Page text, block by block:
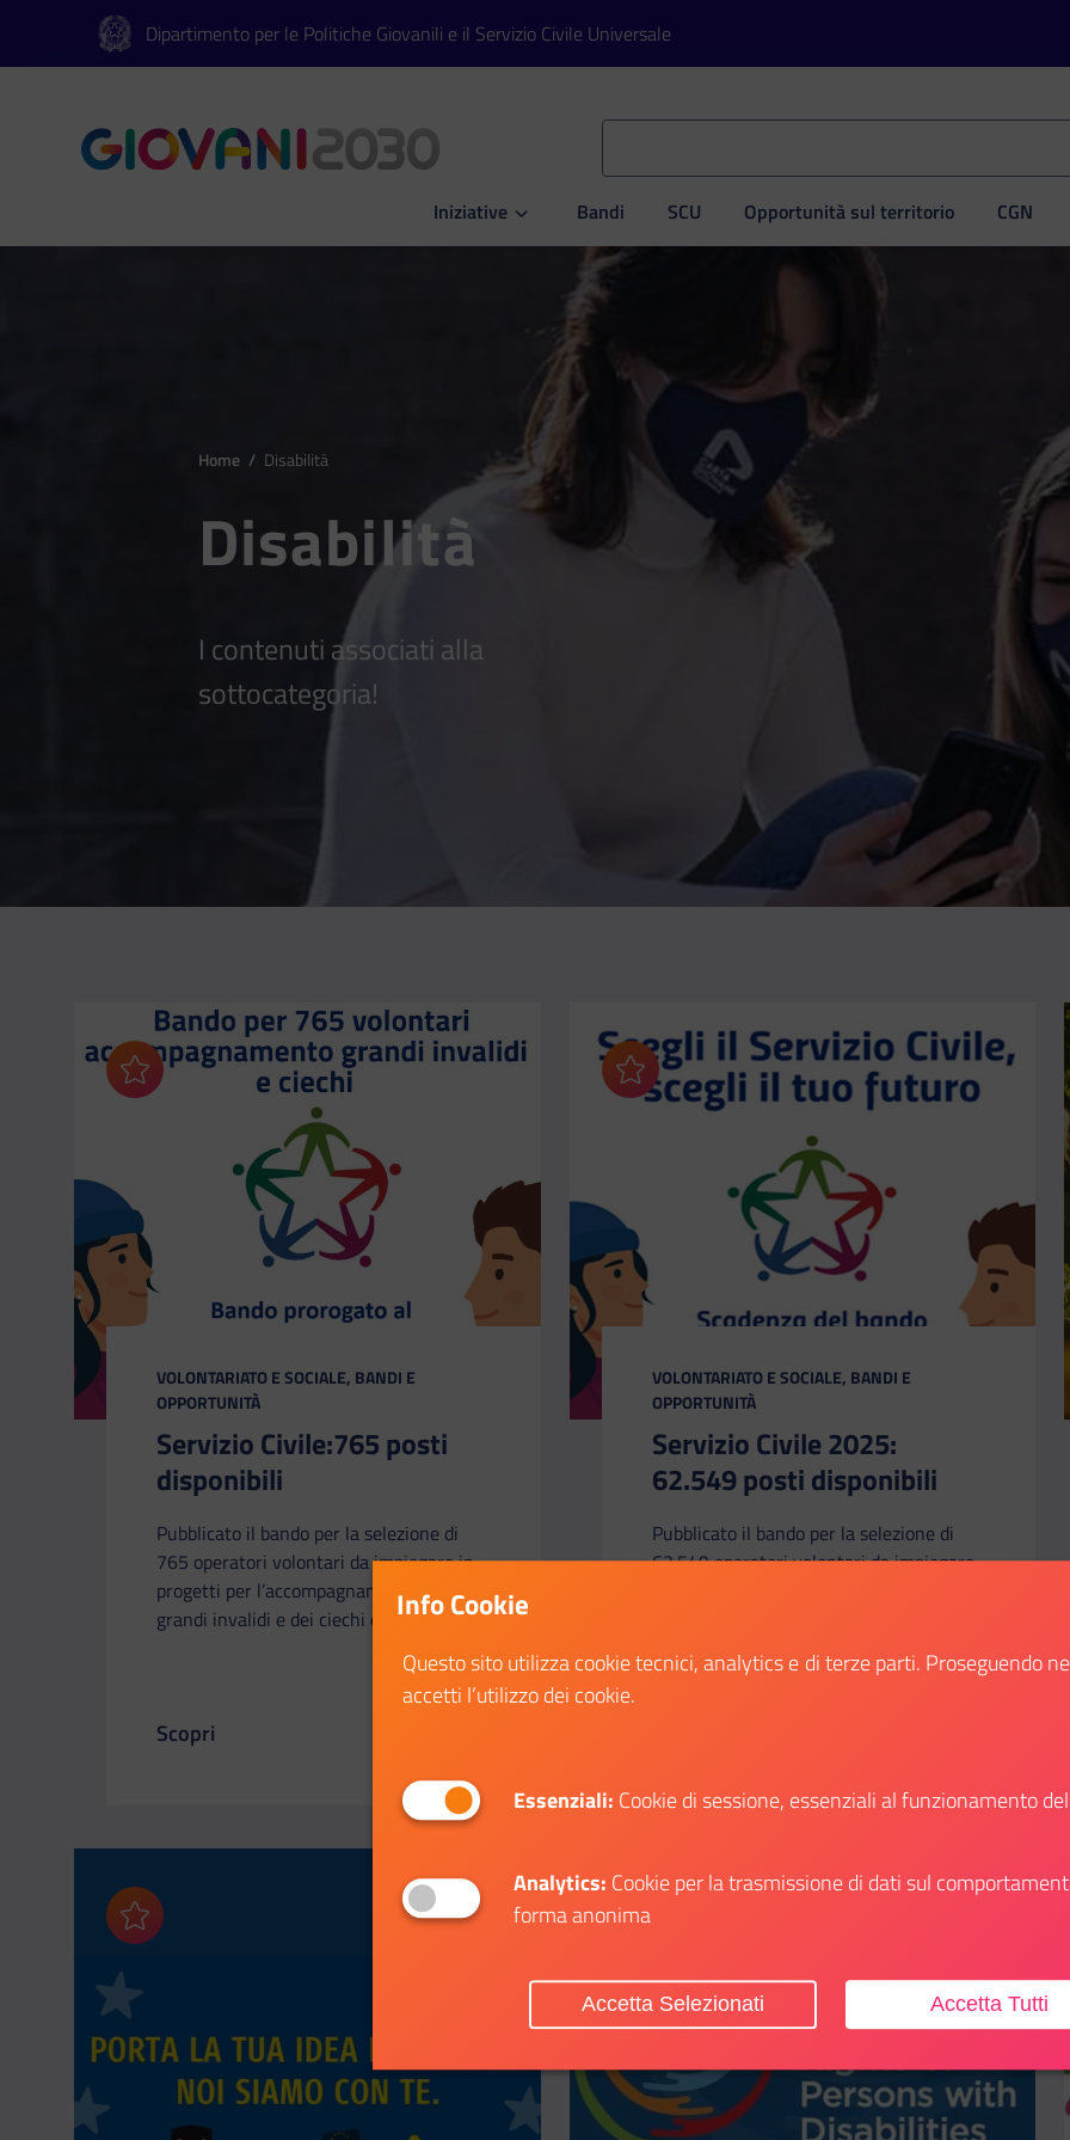
Vai al contenuto principale
Vai al footer Dipartimento per le Politiche Giovanili e il Servizio Civile Universale
Iniziative
Apri Iniziative Bandi SCU Opportunità sul territorio CGN
Home / Disabilità
Disabilità
I contenuti associati alla
sottocategoria!
Aggiungi ai preferiti
CATEGORIA:
VOLONTARIATO E SOCIALE, BANDI E
OPPORTUNITÀ
Servizio Civile:765 posti
disponibili
Pubblicato il bando per la selezione di
765 operatori volontari da impiegare in
progetti per l’accompagnamento dei
grandi invalidi e dei ciechi civili
Il link ti porterà ad avere maggiori dettagli su: Servizio Civile:765 posti disponibili
Scopri
Aggiungi ai preferiti
CATEGORIA:
VOLONTARIATO E SOCIALE, BANDI E
OPPORTUNITÀ
Servizio Civile 2025:
62.549 posti disponibili
Pubblicato il bando per la selezione di
62.549 operatori volontari da impiegare
Il link ti porterà ad avere maggiori dettagli
Aggiungi ai preferiti Aggiungi ai preferiti
Info Cookie
Questo sito utilizza cookie tecnici, analytics e di terze parti. Proseguendo
accetti l’utilizzo dei cookie.
Essenziali: Cookie di sessione, essenziali al funzionamento
Analytics: Cookie per la trasmissione di dati sul
forma anonima
Accetta Tutti
Accetta Selezionati